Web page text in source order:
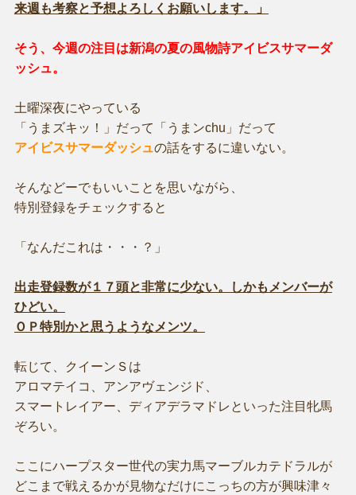
来週も考察と予想よろしくお願いします。」
そう、今週の注目は新潟の夏の風物詩アイビスサマーダ
ッシュ。
土曜深夜にやっている
「うまズキッ！」だって「うまンchu」だって
アイビスサマーダッシュの話をするに違いない。
そんなどーでもいいことを思いながら、
特別登録をチェックすると
「なんだこれは・・・？」
出走登録数が１７頭と非常に少ない。しかもメンバーが
ひどい。
ＯＰ特別かと思うようなメンツ。
転じて、クイーンＳは
アロマテイコ、アンアヴェンジド、
スマートレイアー、ディアデラマドレといった注目牝馬
ぞろい。
ここにハープスター世代の実力馬マーブルカテドラルが
どこまで戦えるかが見物なだけにこっちの方が興味津々